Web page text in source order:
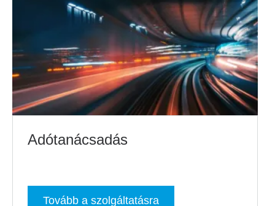
Adótanácsadás
Tovább a szolgáltatásra